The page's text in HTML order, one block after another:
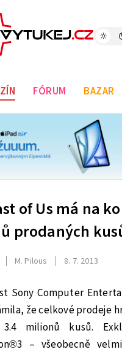
FÓRUM BAZAR
of Us má na
prodaných
M. Pilous 8. 7. 2013
Sony Computer
že celkové prodeje
3.4 milionů kusů.
– všeobecně